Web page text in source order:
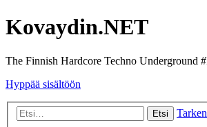
Kovaydin.NET
The Finnish Hardcore Techno Underground
Hyppää sisältöön
Etsi